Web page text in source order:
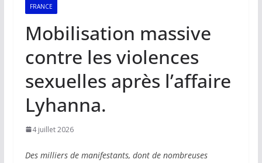
FRANCE
Mobilisation massive
contre les violences
sexuelles après l’affaire
Lyhanna.
4 juillet 2026
Des milliers de manifestants, dont de nombreuses